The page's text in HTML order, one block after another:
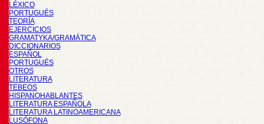
LÉXICO
PORTUGUÉS
TEORÍA
EJERCICIOS
GRAMATYKA/GRAMÁTICA
DICCIONARIOS
ESPAÑOL
PORTUGUÉS
OTROS
LITERATURA
TEBEOS
HISPANOHABLANTES
LITERATURA ESPAÑOLA
LITERATURA LATINOAMERICANA
LUSÓFONA